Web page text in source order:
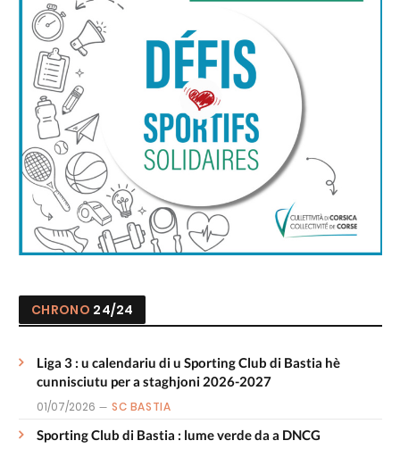
CHRONO 24/24
Liga 3 : u calendariu di u Sporting Club di Bastia hè
cunnisciutu per a staghjoni 2026-2027
01/07/2026 SC BASTIA
Sporting Club di Bastia : lume verde da a DNCG